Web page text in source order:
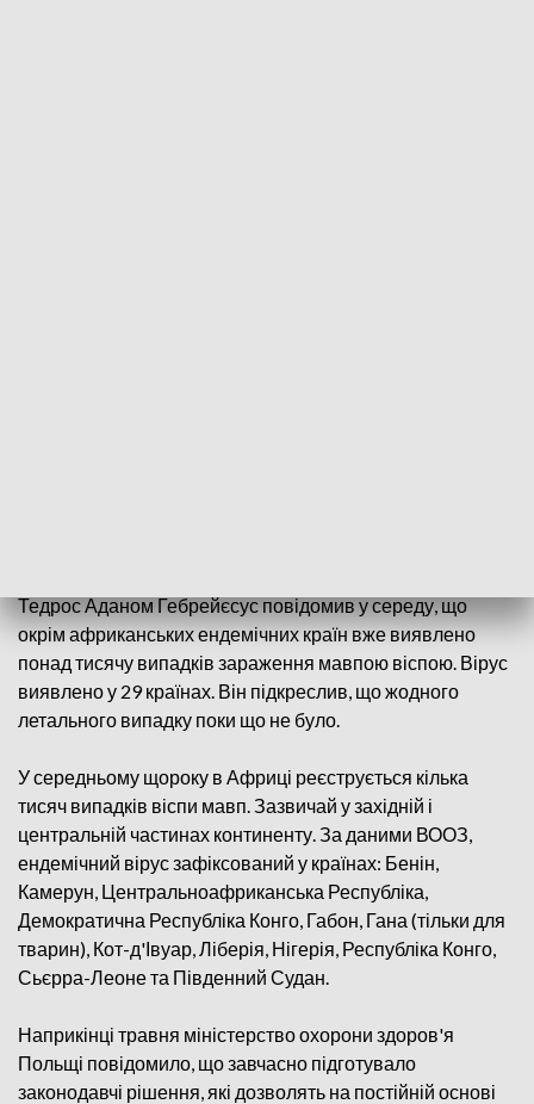
Тедрос Аданом Гебрейєсус повідомив у середу, що
окрім африканських ендемічних країн вже виявлено
понад тисячу випадків зараження мавпою віспою. Вірус
виявлено у 29 країнах. Він підкреслив, що жодного
летального випадку поки що не було.
У середньому щороку в Африці реєструється кілька
тисяч випадків віспи мавп. Зазвичай у західній і
центральній частинах континенту. За даними ВООЗ,
ендемічний вірус зафіксований у країнах: Бенін,
Камерун, Центральноафриканська Республіка,
Демократична Республіка Конго, Габон, Гана (тільки для
тварин), Кот-д'Івуар, Ліберія, Нігерія, Республіка Конго,
Сьєрра-Леоне та Південний Судан.
Наприкінці травня міністерство охорони здоров'я
Польщі повідомило, що завчасно підготувало
законодавчі рішення, які дозволять на постійній основі